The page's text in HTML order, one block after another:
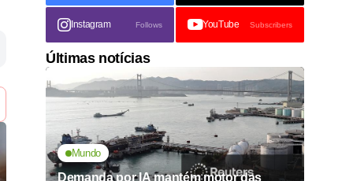
Instagram Follows YouTube Subscribers
Últimas notícias
Mundo
Demanda por IA mantém motor das